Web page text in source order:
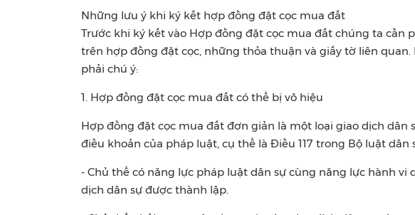
Những lưu ý khi ký kết hợp đồng đặt cọc mua đất
Trước khi ký kết vào Hợp đồng đặt cọc mua đất chúng ta cần
trên hợp đồng đặt cọc, những thỏa thuận và giấy tờ liên
phải chú ý:
1. Hợp đồng đặt cọc mua đất có thể bị vô hiệu
Hợp đồng đặt cọc mua đất đơn giản là một loại giao dịch dân
điều khoản của pháp luật, cụ thể là Điều 117 trong Bộ luật dân
- Chủ thể có năng lực pháp luật dân sự cùng năng lực hành vi
dịch dân sự được thành lập.